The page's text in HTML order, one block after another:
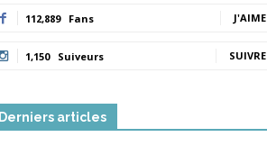
112,889 Fans J'AIME
1,150 Suiveurs SUIVRE
articles